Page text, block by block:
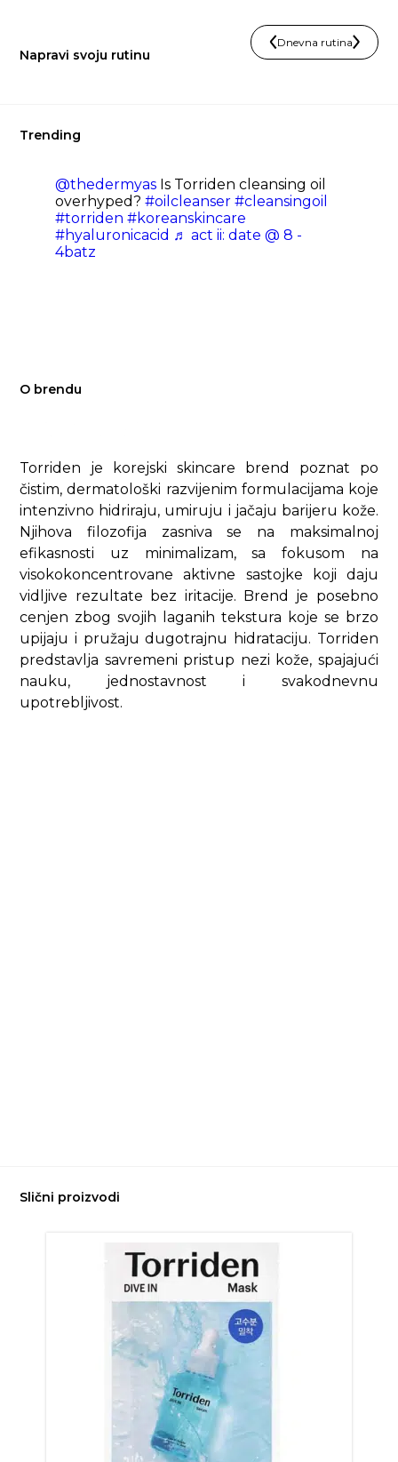
Napravi svoju rutinu
Dnevna rutina
Trending
@thedermyas Is Torriden cleansing oil
overhyped?#oilcleanser #cleansingoil
#torriden #koreanskincare
#hyaluronicacid ♬ act ii: date @ 8 -
4batz
O brendu
Torriden je korejski skincare brend poznat po
čistim, dermatološki razvijenim formulacijama koje
intenzivno hidriraju, umiruju i jačaju barijeru kože.
Njihova filozofija zasniva se na maksimalnoj
efikasnosti uz minimalizam, sa fokusom na
visokokoncentrovane aktivne sastojke koji daju
vidljive rezultate bez iritacije. Brend je posebno
cenjen zbog svojih laganih tekstura koje se brzo
upijaju i pružaju dugotrajnu hidrataciju. Torriden
predstavlja savremeni pristup nezi kože, spajajući
nauku, jednostavnost i svakodnevnu
upotrebljivost.
Slični proizvodi